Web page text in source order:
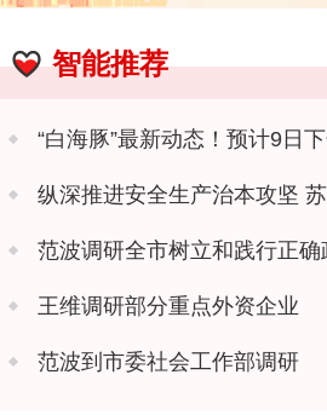
智能推荐
“白海豚”最新动态！预计9日
纵深推进安全生产治本攻坚 苏州市政府召开市安委
范波调研全市树立和践行正
王维调研部分重点外资企业
范波到市委社会工作部调研